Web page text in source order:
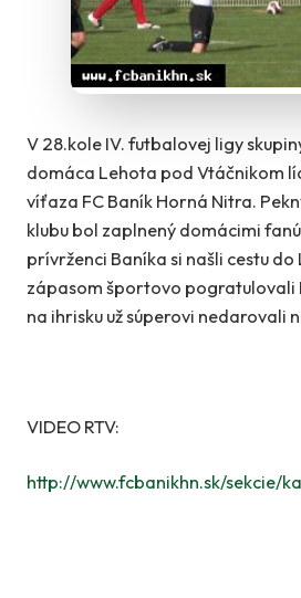
V 28.kole IV. futbalovej ligy
domáca Lehota pod Vtáčnikom
víťaza FC Baník Horná Nitra.
klubu bol zaplnený domácimi
prívrženci Baníka si našli cestu
zápasom športovo pogratulovali
na ihrisku už súperovi nedarovali
VIDEO RTV:
http://www.fcbanikhn.sk/sekcie/